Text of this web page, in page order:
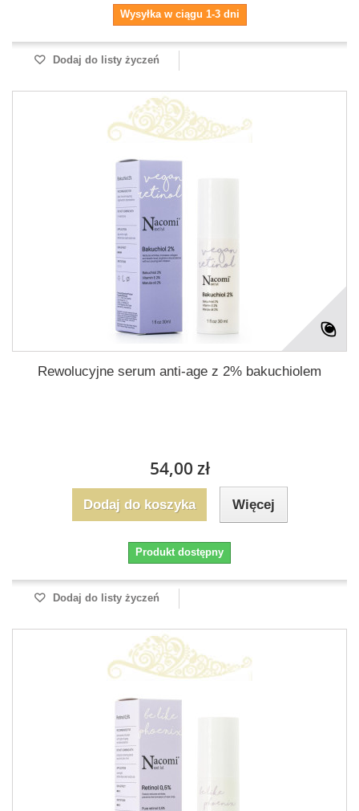
Wysyłka w ciągu 1-3 dni
Dodaj do listy życzeń
Rewolucyjne serum anti-age z 2% bakuchiolem
54,00 zł
Dodaj do koszyka Więcej
Produkt dostępny
Dodaj do listy życzeń